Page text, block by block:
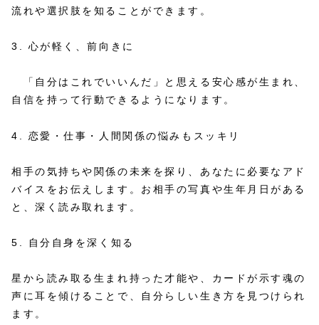
流れや選択肢を知ることができます。
3. 心が軽く、前向きに
「自分はこれでいいんだ」と思える安心感が生まれ、
自信を持って行動できるようになります。
4. 恋愛・仕事・人間関係の悩みもスッキリ
相手の気持ちや関係の未来を探り、あなたに必要なアド
バイスをお伝えします。お相手の写真や生年月日がある
と、深く読み取れます。
5. 自分自身を深く知る
星から読み取る生まれ持った才能や、カードが示す魂の
声に耳を傾けることで、自分らしい生き方を見つけられ
ます。